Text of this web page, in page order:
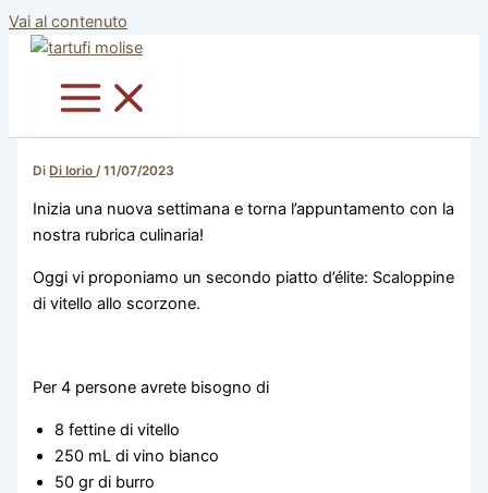
Vai al contenuto
DiDi Iorio/11/07/2023
Inizia una nuova settimana e torna l’appuntamento con la
nostra rubrica culinaria!
Oggi vi proponiamo un secondo piatto d’élite: Scaloppine
di vitello allo scorzone.
Per 4 persone avrete bisogno di
8 fettine di vitello
250 mL di vino bianco
50 gr di burro